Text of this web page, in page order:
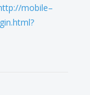
mobile–